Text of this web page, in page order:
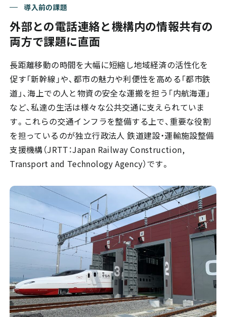
導入前の課題
外部との電話連絡と機構内の情報共有の
両方で課題に直面
長距離移動の時間を大幅に短縮し地域経済の活性化を
促す「新幹線」や、都市の魅力や利便性を高める「都市鉄
道」、海上での人と物資の安全な運搬を担う「内航海運」
など、私達の生活は様々な公共交通に支えられていま
す。これらの交通インフラを整備する上で、重要な役割
を担っているのが独立行政法人 鉄道建設・運輸施設整備
支援機構（JRTT：Japan Railway Construction,
Transport and Technology Agency）です。